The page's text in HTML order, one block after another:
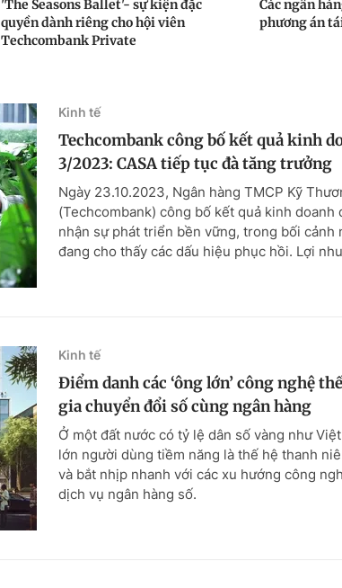
'The Seasons Ballet'- sự kiện đặc
quyền dành riêng cho hội viên
Techcombank Private
Các ngân
phương án
Kinh tế
Techcombank công bố kết quả kinh
3/2023: CASA tiếp tục đà tăng trưởng
Ngày 23.10.2023, Ngân hàng TMCP Kỹ
(Techcombank) công bố kết quả kinh doanh
nhận sự phát triển bền vững, trong bối cảnh
đang cho thấy các dấu hiệu phục hồi. Lợi
Kinh tế
Điểm danh các ‘ông lớn’ công nghệ
gia chuyển đổi số cùng ngân hàng
Ở một đất nước có tỷ lệ dân số vàng như
lớn người dùng tiềm năng là thế hệ thanh
và bắt nhịp nhanh với các xu hướng công
dịch vụ ngân hàng số.